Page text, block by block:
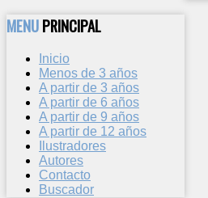
MENUPRINCIPAL
Inicio
Menos de 3 años
A partir de 3 años
A partir de 6 años
A partir de 9 años
A partir de 12 años
Ilustradores
Autores
Contacto
Buscador